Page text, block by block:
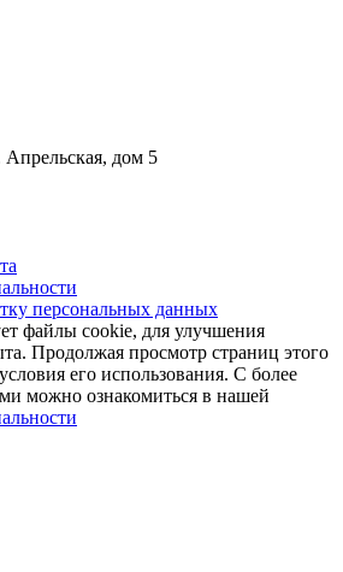
Апрельская, дом 5
персональных данных
файлы cookie, для улучшения
Продолжая просмотр страниц этого
его использования. С более
можно ознакомиться в нашей